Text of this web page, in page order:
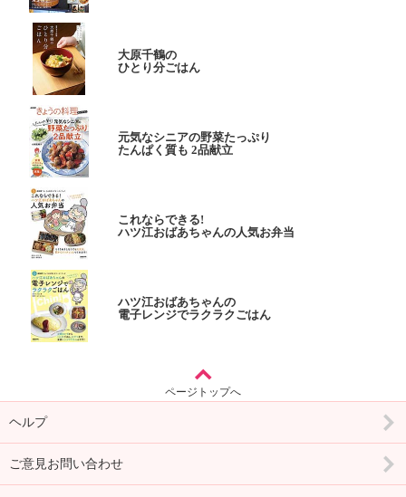
大原千鶴の
ひとり分ごはん
元気なシニアの野菜たっぷり
たんぱく質も 2品献立
これならできる!
ハツ江おばあちゃんの人気お弁当
ハツ江おばあちゃんの
電子レンジでラクラクごはん
ページトップへ
ヘルプ
ご意見お問い合わせ